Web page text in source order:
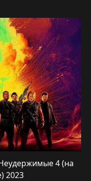
4 (на
2023